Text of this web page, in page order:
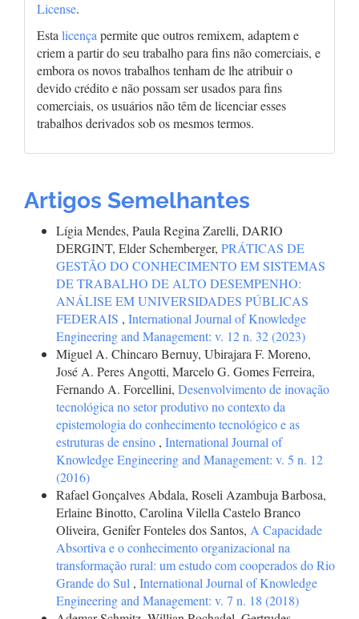
License.
Esta licença permite que outros remixem, adaptem e
criem a partir do seu trabalho para fins não comerciais, e
embora os novos trabalhos tenham de lhe atribuir o
devido crédito e não possam ser usados para fins
comerciais, os usuários não têm de licenciar esses
trabalhos derivados sob os mesmos termos.
Artigos Semelhantes
Lígia Mendes, Paula Regina Zarelli, DARIO
DERGINT, Elder Schemberger, PRÁTICAS DE
GESTÃO DO CONHECIMENTO EM SISTEMAS
DE TRABALHO DE ALTO DESEMPENHO:
ANÁLISE EM UNIVERSIDADES PÚBLICAS
FEDERAIS , International Journal of Knowledge
Engineering and Management: v. 12 n. 32 (2023)
Miguel A. Chincaro Bernuy, Ubirajara F. Moreno,
José A. Peres Angotti, Marcelo G. Gomes Ferreira,
Fernando A. Forcellini, Desenvolvimento de inovação
tecnológica no setor produtivo no contexto da
epistemologia do conhecimento tecnológico e as
estruturas de ensino , International Journal of
Knowledge Engineering and Management: v. 5 n. 12
(2016)
Rafael Gonçalves Abdala, Roseli Azambuja Barbosa,
Erlaine Binotto, Carolina Vilella Castelo Branco
Oliveira, Genifer Fonteles dos Santos, A Capacidade
Absortiva e o conhecimento organizacional na
transformação rural: um estudo com cooperados do Rio
Grande do Sul , International Journal of Knowledge
Engineering and Management: v. 7 n. 18 (2018)